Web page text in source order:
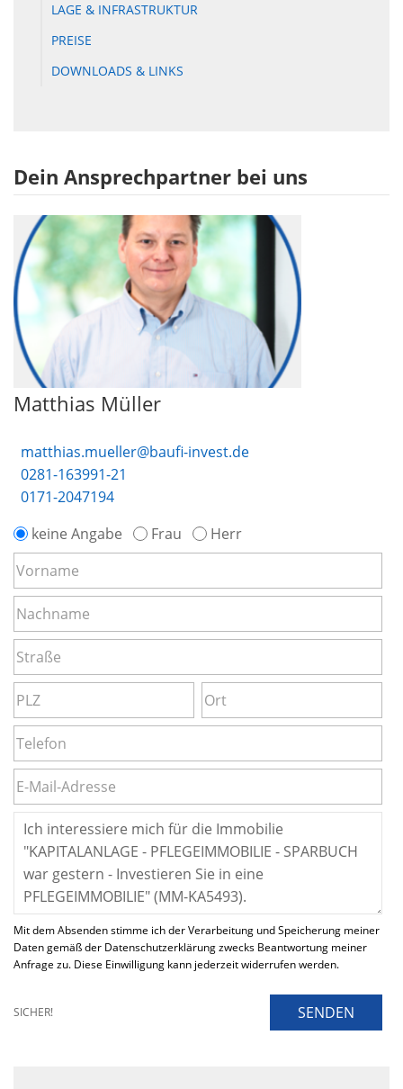
LAGE & INFRASTRUKTUR
PREISE
DOWNLOADS & LINKS
Dein Ansprechpartner bei uns
Matthias Müller
matthias.mueller@baufi-invest.de
0281-163991-21
0171-2047194
keine Angabe
Frau Herr
Mit dem Absenden stimme ich der Verarbeitung und Speicherung meiner
Daten gemäß der Datenschutzerklärung zwecks Beantwortung meiner
Anfrage zu. Diese Einwilligung kann jederzeit widerrufen werden.
SICHER! SENDEN